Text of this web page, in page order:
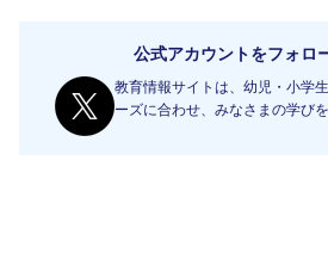
公式アカウントをフォロ
教育情報サイトは、幼児・小学
ーズに合わせ、みなさまの学び